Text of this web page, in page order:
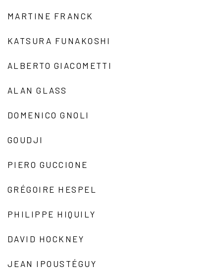
MARTINE FRANCK
KATSURA FUNAKOSHI
ALBERTO GIACOMETTI
ALAN GLASS
DOMENICO GNOLI
GOUDJI
PIERO GUCCIONE
GRÉGOIRE HESPEL
PHILIPPE HIQUILY
DAVID HOCKNEY
JEAN IPOUSTÉGUY